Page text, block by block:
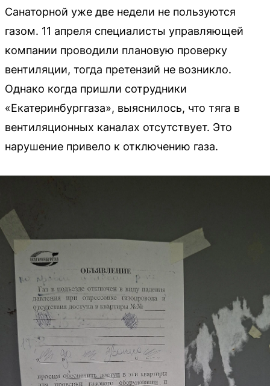
Санаторной уже две недели не пользуются
газом. 11 апреля специалисты управляющей
компании проводили плановую проверку
вентиляции, тогда претензий не возникло.
Однако когда пришли сотрудники
«Екатеринбурггаза», выяснилось, что тяга в
вентиляционных каналах отсутствует. Это
нарушение привело к отключению газа.